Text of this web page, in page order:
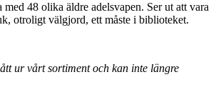
48 olika äldre adelsvapen. Ser ut att vara
otroligt välgjord, ett måste i biblioteket.
ur vårt sortiment och kan inte längre